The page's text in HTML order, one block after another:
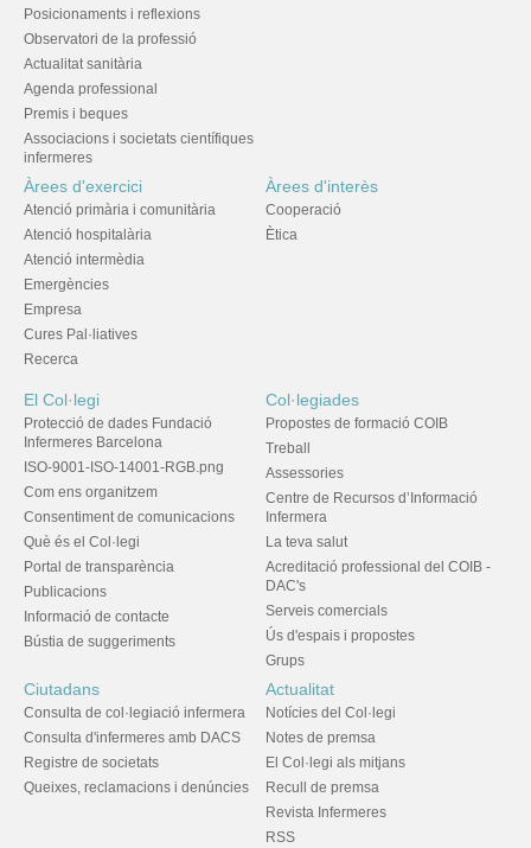
Posicionaments i reflexions
Observatori de la professió
Actualitat sanitària
Agenda professional
Premis i beques
Associacions i societats científiques
infermeres
Àrees d'exercici
Atenció primària i comunitària
Atenció hospitalària
Atenció intermèdia
Emergències
Empresa
Cures Pal·liatives
Recerca
Àrees d'interès
Cooperació
Ètica
El Col·legi
Protecció de dades Fundació
Infermeres Barcelona
ISO-9001-ISO-14001-RGB.png
Com ens organitzem
Consentiment de comunicacions
Què és el Col·legi
Portal de transparència
Publicacions
Informació de contacte
Bústia de suggeriments
Col·legiades
Propostes de formació COIB
Treball
Assessories
Centre de Recursos d’Informació
Infermera
La teva salut
Acreditació professional del COIB -
DAC's
Serveis comercials
Ús d'espais i propostes
Grups
Ciutadans
Consulta de col·legiació infermera
Consulta d'infermeres amb DACS
Registre de societats
Queixes, reclamacions i denúncies
Actualitat
Notícies del Col·legi
Notes de premsa
El Col·legi als mitjans
Recull de premsa
Revista Infermeres
RSS